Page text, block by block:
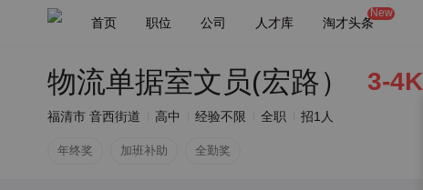
首页 职位 公司 人才库 淘才头条
New
物流单据室文员(宏路） 3-4K
福清市 音西街道 高中 经验不限 全职 招1人
年终奖 加班补助 全勤奖